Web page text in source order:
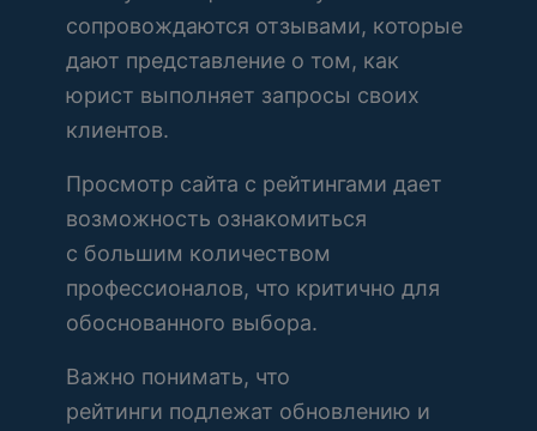
сопровождаются отзывами, которые
дают представление о том, как
юрист выполняет запросы своих
клиентов.
Просмотр сайта с рейтингами дает
возможность ознакомиться
с большим количеством
профессионалов, что критично для
обоснованного выбора.
Важно понимать, что
рейтинги подлежат обновлению и